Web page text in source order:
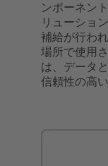
ンポーネン
リューショ
補給が行わ
場所で使用
は、データ
信頼性の高